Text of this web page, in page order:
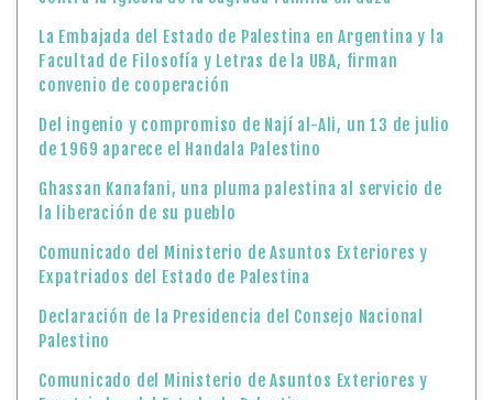
La Embajada del Estado de Palestina en Argentina y la
Facultad de Filosofía y Letras de la UBA, firman
convenio de cooperación
Del ingenio y compromiso de Nají al-Ali, un 13 de julio
de 1969 aparece el Handala Palestino
Ghassan Kanafani, una pluma palestina al servicio de
la liberación de su pueblo
Comunicado del Ministerio de Asuntos Exteriores y
Expatriados del Estado de Palestina
Declaración de la Presidencia del Consejo Nacional
Palestino
Comunicado del Ministerio de Asuntos Exteriores y